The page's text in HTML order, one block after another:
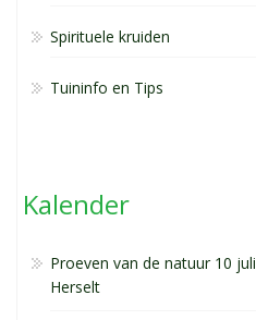
Spirituele kruiden
Tuininfo en Tips
Kalender
Proeven van de natuur 10 juli
Herselt